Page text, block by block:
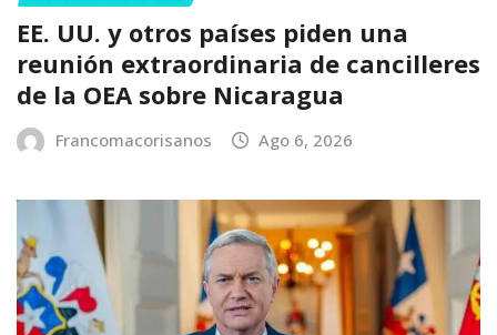
EE. UU. y otros países piden una
reunión extraordinaria de cancilleres
de la OEA sobre Nicaragua
Francomacorisanos Ago 6, 2026